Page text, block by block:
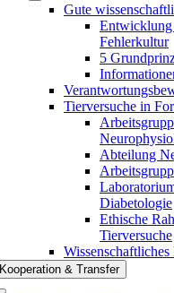
Gute
Entwicklung
Fehlerkultur
5
Tierversuche in
Abteilung
Diabetologie
Ethische
Tierversuche
Kooperation & Transfer